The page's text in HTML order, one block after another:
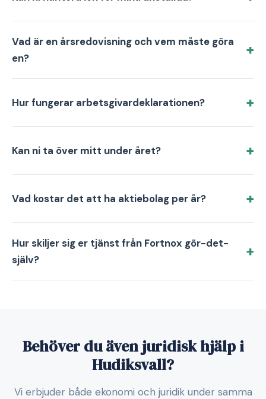
Vad är en årsredovisning och vem måste göra
en?
Hur fungerar arbetsgivardeklarationen?
Kan ni ta över mitt under året?
Vad kostar det att ha aktiebolag per år?
Hur skiljer sig er tjänst från Fortnox gör-det-
själv?
Behöver du även juridisk hjälp i
Hudiksvall?
Vi erbjuder både ekonomi och juridik under samma